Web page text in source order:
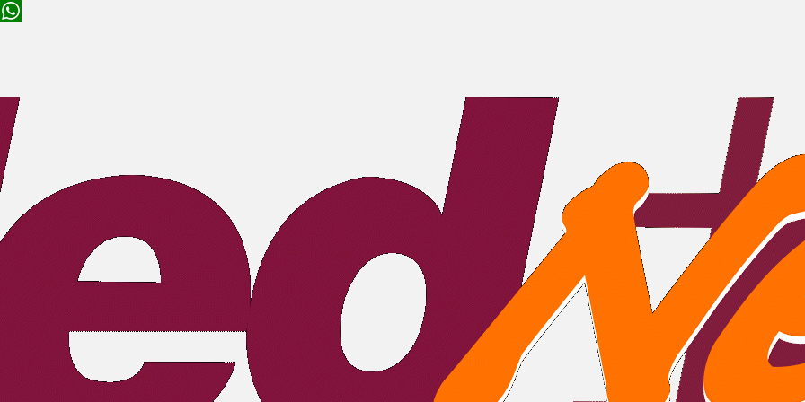
GOIÂNIA/GO
A Mednet GOIÂNIA
dispõe de soluções
completas em SST, de
exames a
documentações, com
uma equipe
especializada pronta
para atender as
necessidades da sua
serviços ao lado.
especializadas. Nosso compromisso é assegurar que seus
funções, atendendo integralmente às
Programa de Gerenciamento de
Conte com nossa equipe especializada para criar estratégias que
ambiente de trabalho. Garantimos segurança e
Laudo Técnico das Condições Ambientais de
Oferecemos análises detalhadas das condições de trabalho,
regulamentadoras. Implementamos medidas preventivas
Programa de Controle Médico de Saúde
Criamos programas de saúde personalizados para seus colaboradores,
do bem-estar. Mais saúde, mais produtividade,